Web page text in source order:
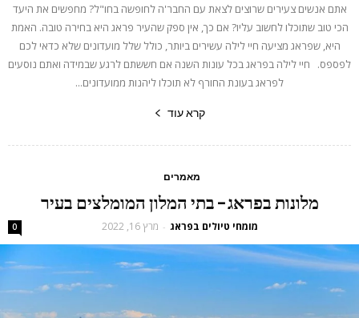
אתם אנשים צעירים שרוצים לצאת עם החבר'ה לחופשה בחו"ל? מחפשים את היעד
הכי טוב שתוכלו לחשוב עליו? אם כך, אין ספק שהעיר פראג היא בחירה טובה. האמת
היא, שפראג מציעה חיי לילה עשירים ביותר, כולל שלל מועדונים שלא כדאי לכם
לפספס. חיי לילה בפראג בכל עונות השנה אם חששתם לרגע שבמידה ואתם נוסעים
לפראג בעונת החורף לא תוכלו ליהנות ממועדונים...
קרא עוד
מאמרים
מלונות בפראג – בתי המלון המומלצים בעיר
מומחי טיולים בפראג - מרץ 16, 2022 0